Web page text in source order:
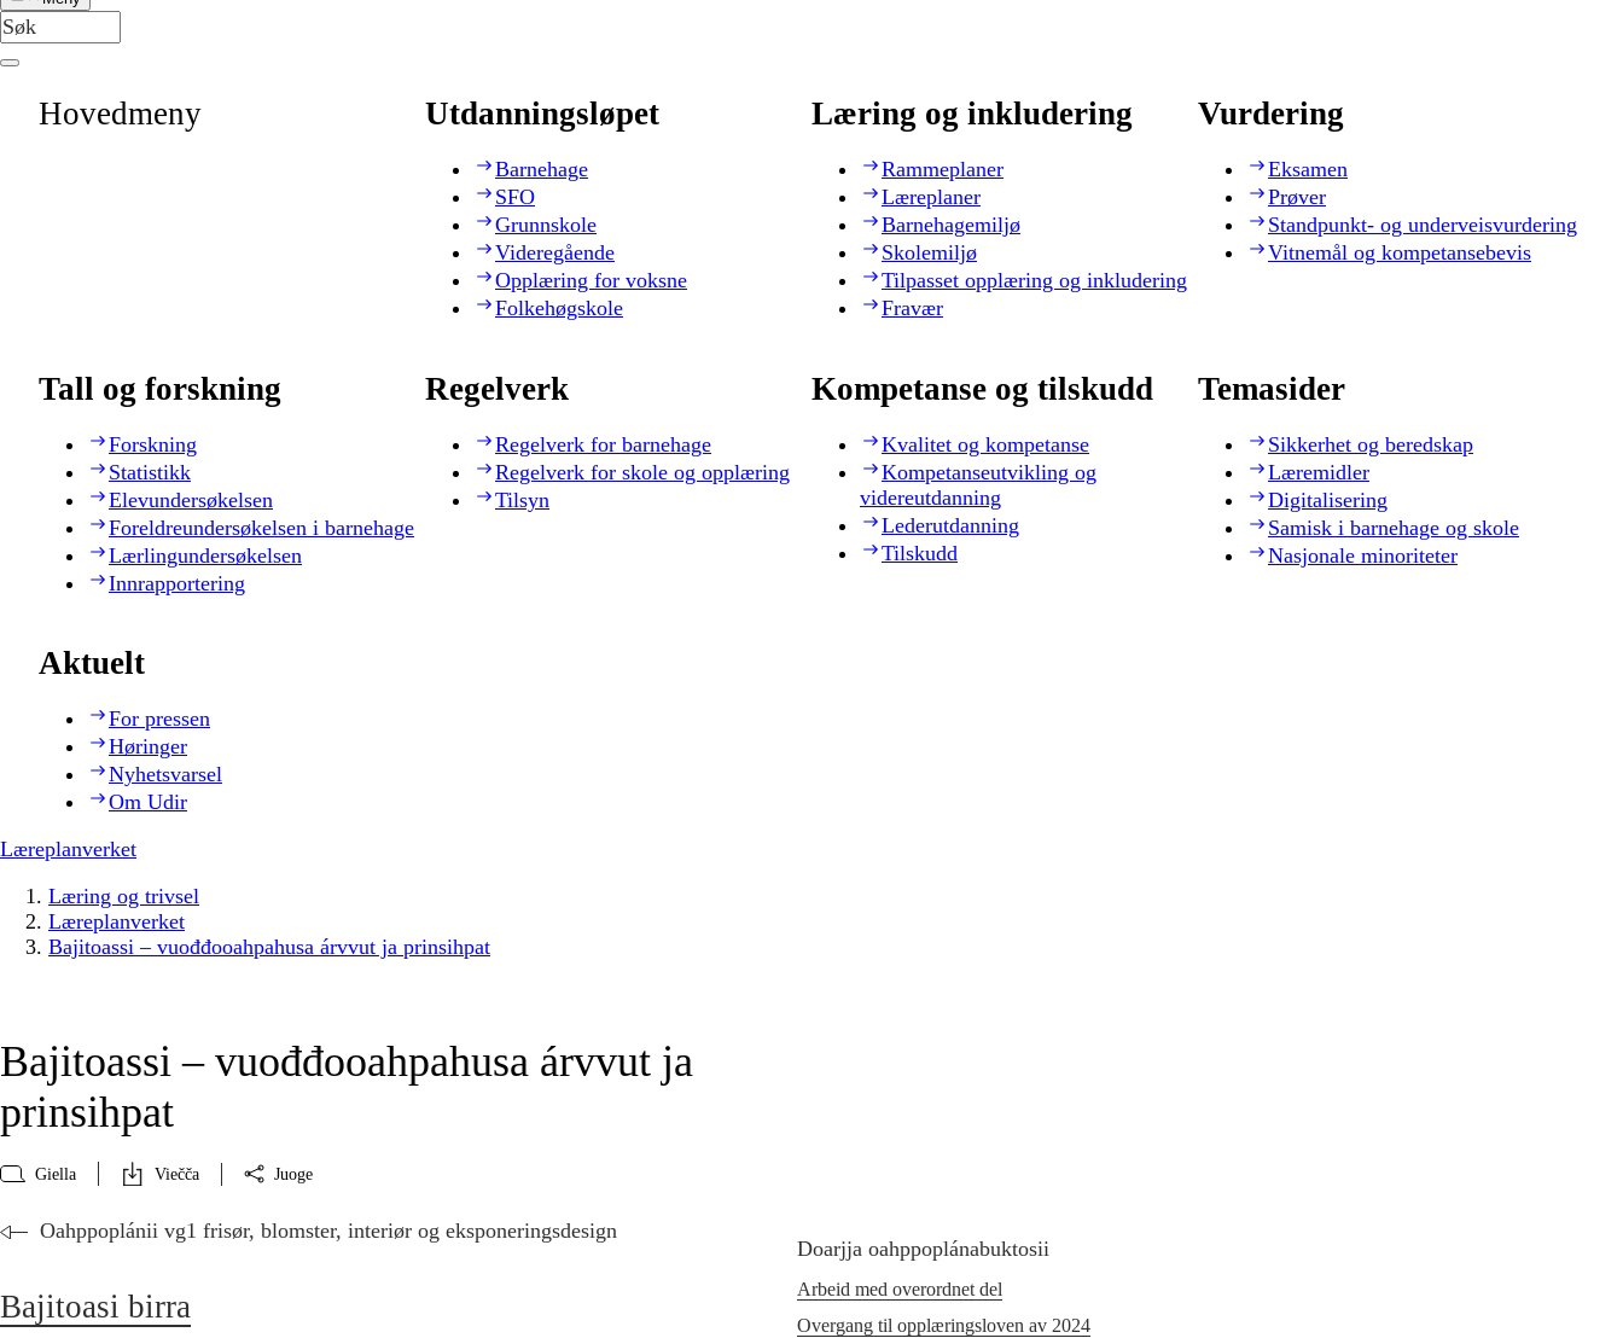
Hovedmeny Utdanningsløpet
Barnehage
SFO
Grunnskole
Videregående
Opplæring for voksne
Folkehøgskole
Læring og inkludering
Rammeplaner
Læreplaner
Barnehagemiljø
Skolemiljø
Tilpasset opplæring og inkludering
Fravær
Vurdering
Eksamen
Prøver
Standpunkt- og underveisvurdering
Vitnemål og kompetansebevis
Tall og forskning
Forskning
Statistikk
Elevundersøkelsen
Foreldreundersøkelsen i barnehage
Lærlingundersøkelsen
Innrapportering
Regelverk
Regelverk for barnehage
Regelverk for skole og opplæring
Tilsyn
Kompetanse og tilskudd
Kvalitet og kompetanse
Kompetanseutvikling og
videreutdanning
Lederutdanning
Tilskudd
Temasider
Sikkerhet og beredskap
Læremidler
Digitalisering
Samisk i barnehage og skole
Nasjonale minoriteter
Aktuelt
For pressen
Høringer
Nyhetsvarsel
Om Udir
Læreplanverket
Læring og trivsel
Læreplanverket
Bajitoassi – vuođđooahpahusa árvvut ja prinsihpat
Bajitoassi – vuođđooahpahusa árvvut ja
prinsihpat
Giella Viečča Juoge
Oahppoplánii vg1 frisør, blomster, interiør og eksponeringsdesign
Bajitoasi birra
Doarjja oahppoplánabuktosii
Arbeid med overordnet del
Overgang til opplæringsloven av 2024